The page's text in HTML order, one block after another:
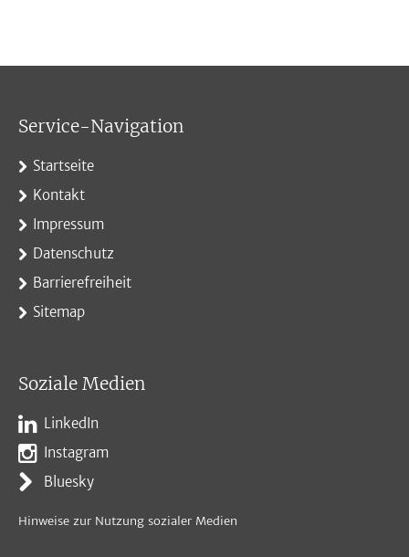
Service-Navigation
Startseite
Kontakt
Impressum
Datenschutz
Barrierefreiheit
Sitemap
Soziale Medien
LinkedIn
Instagram
Bluesky
Hinweise zur Nutzung sozialer Medien